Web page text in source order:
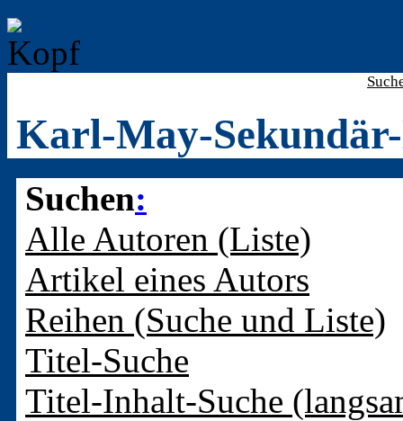
Karl-May-
Suchen:
Alle Autoren (Liste)
Artikel eines Autors
Reihen (Suche und Liste)
Titel-Suche
Titel-Inhalt-Suche